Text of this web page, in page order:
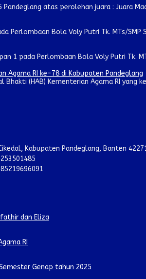
Pandeglang atas perolehan juara : Juara
Perlombaan Bola Voly Putri Tk. MTs/SMP
1 pada Perlombaan Bola Voly Putri Tk.
Agama RI ke-78 di Kabupaten Pandeglang
Bhakti (HAB) Kementerian Agama RI yang
Kabupaten Pandeglang, Banten
dan Eliza
RI
Genap tahun 2025